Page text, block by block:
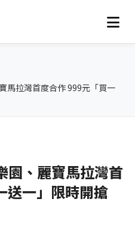
馬拉灣首度合作 999元「買一
園、麗寶馬拉灣首
送一」限時開搶